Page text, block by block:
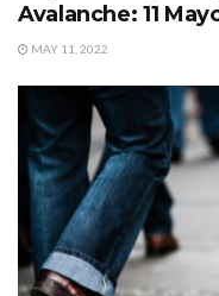
Avalanche: 11
MAY 11, 2022